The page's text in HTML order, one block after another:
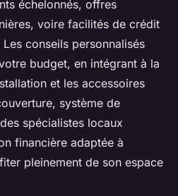
échelonnés, offres
voire facilités de crédit
conseils personnalisés
budget, en intégrant à la
et les accessoires
système de
spécialistes locaux
financière adaptée à
pleinement de son espace